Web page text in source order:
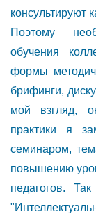
консультируют
Поэтому
обучения
формы
брифинги,
мой взгляд,
практики я
семинаром,
повышению
педагогов.